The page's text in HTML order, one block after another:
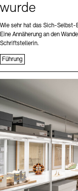
wurde
Wie sehr hat das Sich-Selbst-
Eine Annäherung an den
Schriftstellerin.
Führung